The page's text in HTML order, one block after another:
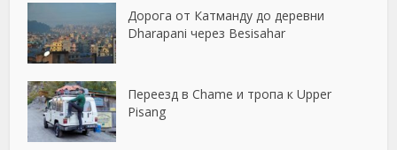
Дорога от Катманду до деревни
Dharapani через Besisahar
Переезд в Chame и тропа к Upper
Pisang